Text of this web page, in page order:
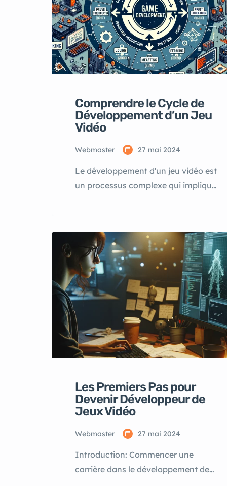
Comprendre le Cycle de
Développement d’un Jeu
Vidéo
Webmaster 27 mai 2024
Le développement d'un jeu vidéo est
un processus complexe qui implique
Les Premiers Pas pour
Devenir Développeur de
Jeux Vidéo
Webmaster 27 mai 2024
Introduction: Commencer une
carrière dans le développement de